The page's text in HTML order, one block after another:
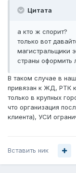
Цитата
а кто ж спорит?
только вот
магистральщики
страны оформить
В таком случае в
привязан к ЖД, РТК
только в крупных
что организация
клиента), УСИ
Вставить ник